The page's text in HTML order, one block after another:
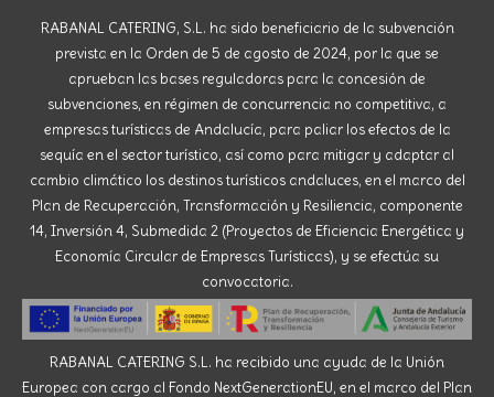
RABANAL CATERING, S.L. ha sido beneficiario de la subvención
prevista en la Orden de 5 de agosto de 2024, por la que se
aprueban las bases reguladoras para la concesión de
subvenciones, en régimen de concurrencia no competitiva, a
empresas turísticas de Andalucía, para paliar los efectos de la
sequía en el sector turístico, así como para mitigar y adaptar al
cambio climático los destinos turísticos andaluces, en el marco del
Plan de Recuperación, Transformación y Resiliencia, componente
14, Inversión 4, Submedida 2 (Proyectos de Eficiencia Energética y
Economía Circular de Empresas Turísticas), y se efectúa su
convocatoria.
RABANAL CATERING S.L. ha recibido una ayuda de la Unión
Europea con cargo al Fondo NextGenerationEU, en el marco del Plan